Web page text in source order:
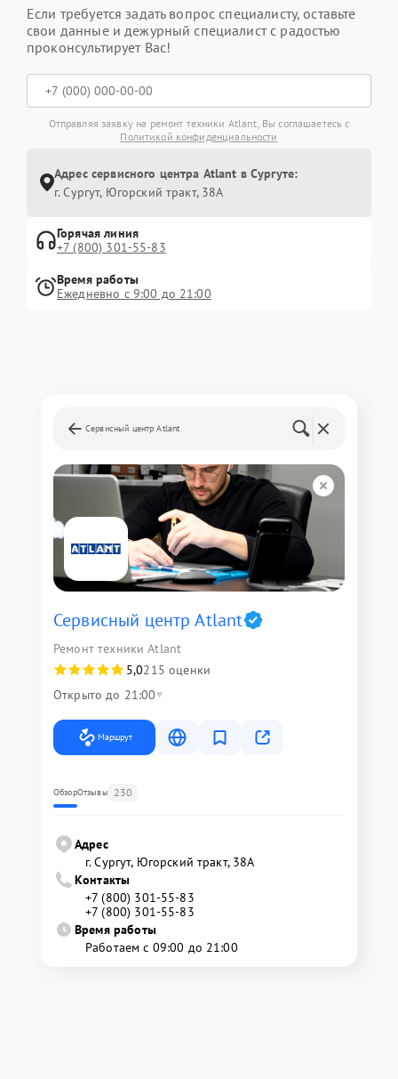
Если требуется задать вопрос специалисту, оставьте
свои данные и дежурный специалист с радостью
проконсультирует Вас!
Отправляя заявку на ремонт техники Atlant, Вы соглашаетесь с
Политикой конфиденциальности
Адрес сервисного центра Atlant в Сургуте:
г. Сургут, Югорский тракт, 38А
Горячая линия
+7 (800) 301-55-83
Время работы
Ежедневно с 9:00 до 21:00
Сервисный центр Atlant
Сервисный центр Atlant
Ремонт техники Atlant
5,0215 оценки
Открыто до 21:00
Маршрут
ОбзорОтзывы 230
Адрес
г. Сургут, Югорский тракт, 38А
Контакты
+7 (800) 301-55-83
+7 (800) 301-55-83
Время работы
Работаем с 09:00 до 21:00